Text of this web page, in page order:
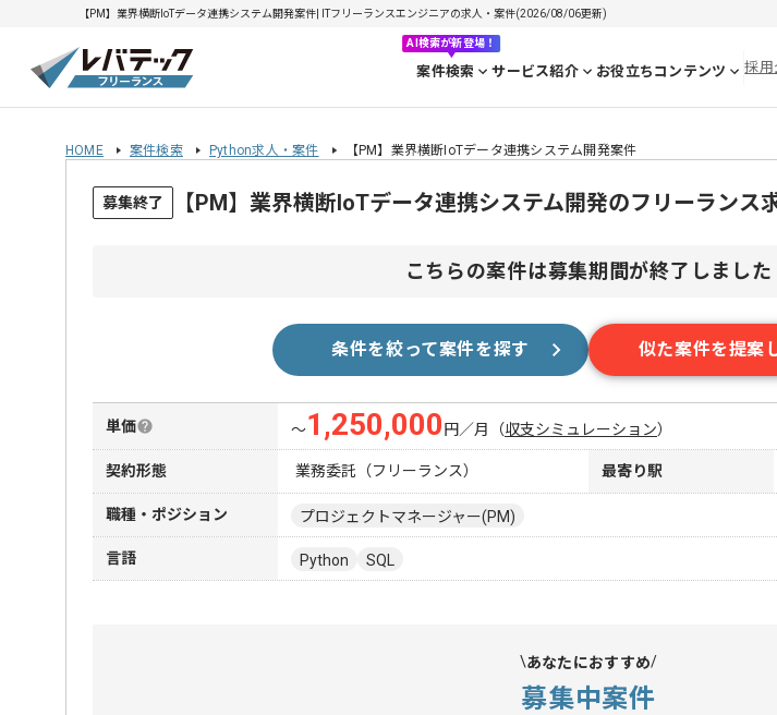
【PM】業界横断IoTデータ連携システム開発案件| ITフリーランスエンジニアの求人・案件(2026/08/06更新)
AI検索が新登場！
案件検索 サービス紹介 お役立ちコンテンツ 採用
HOME 案件検索 Python求人・案件 【PM】業界横断IoTデータ連携システム開発案件
募集終了 【PM】業界横断IoTデータ連携システム開発のフリーランス
こちらの案件は募集期間が終了しました
条件を絞って案件を探す 似た案件を提案
単価 〜1,250,000 円／月 （収支シミュレーション）
契約形態 業務委託（フリーランス） 最寄り駅
職種・ポジション プロジェクトマネージャー(PM)
言語 Python SQL
あなたにおすすめ
募集中案件